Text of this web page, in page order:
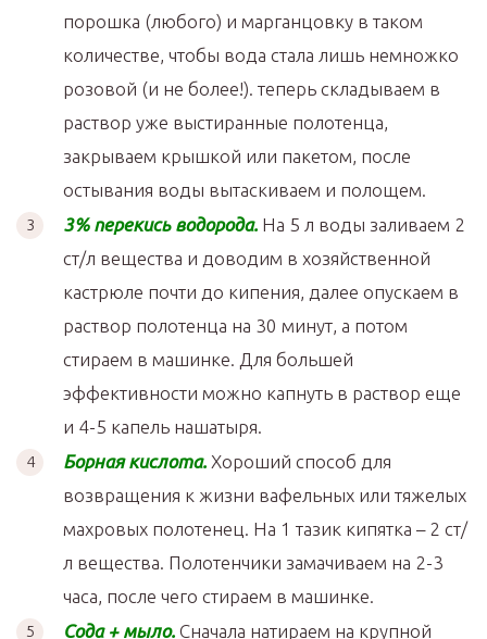
порошка (любого) и марганцовку в таком
количестве, чтобы вода стала лишь немножко
розовой (и не более!). теперь складываем в
раствор уже выстиранные полотенца,
закрываем крышкой или пакетом, после
остывания воды вытаскиваем и полощем.
3% перекись водорода. На 5 л воды заливаем 2
ст/л вещества и доводим в хозяйственной
кастрюле почти до кипения, далее опускаем в
раствор полотенца на 30 минут, а потом
стираем в машинке. Для большей
эффективности можно капнуть в раствор еще
и 4-5 капель нашатыря.
Борная кислота. Хороший способ для
возвращения к жизни вафельных или тяжелых
махровых полотенец. На 1 тазик кипятка – 2 ст/
л вещества. Полотенчики замачиваем на 2-3
часа, после чего стираем в машинке.
Сода + мыло. Сначала натираем на крупной